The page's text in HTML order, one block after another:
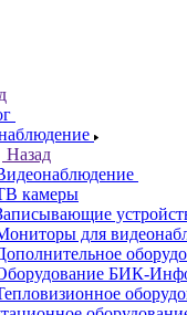
Назад
камеры
для
БИК-